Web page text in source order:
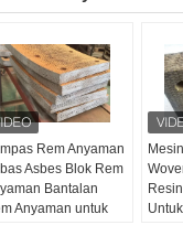
Rem Anyaman
Asbes Blok Rem
Bantalan
Anyaman untuk